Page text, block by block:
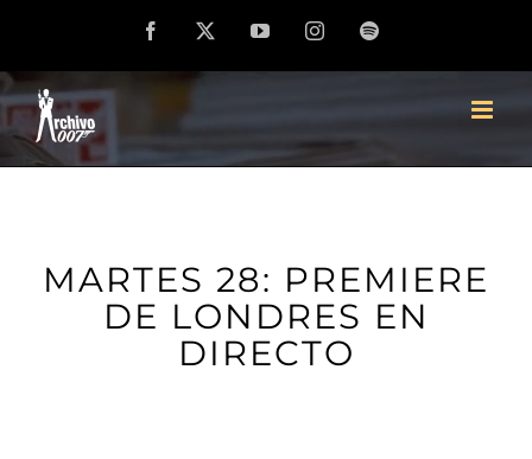
contenido
Facebook YouTubeInstagramSpotify
MARTES 28: PREMIERE
DE LONDRES EN
DIRECTO